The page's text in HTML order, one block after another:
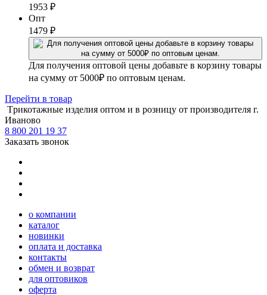
1953 ₽
Опт
1479 ₽
Для получения оптовой цены добавьте в корзину товары
на сумму от 5000₽ по оптовым ценам.
Перейти в товар
Tрикотажные изделия оптом и в розницу от производителя г.
Иваново
8 800 201 19 37
Заказать звонок
о компании
каталог
новинки
оплата и доставка
контакты
обмен и возврат
для оптовиков
оферта